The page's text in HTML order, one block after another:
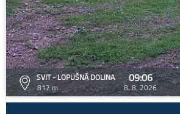
SVIT - LOPUŠNÁ DOLINA
817 m
09:06
8. 8. 2026